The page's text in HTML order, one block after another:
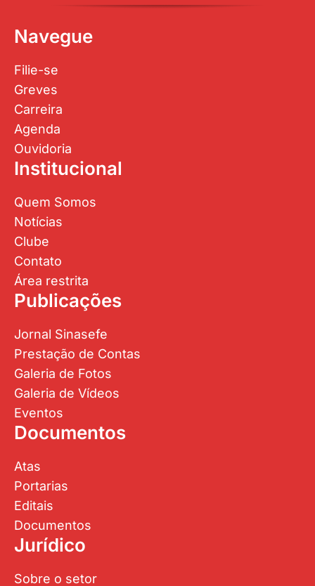
Navegue
Filie-se
Greves
Carreira
Agenda
Ouvidoria
Institucional
Quem Somos
Notícias
Clube
Contato
Área restrita
Publicações
Jornal Sinasefe
Prestação de Contas
Galeria de Fotos
Galeria de Vídeos
Eventos
Documentos
Atas
Portarias
Editais
Documentos
Jurídico
Sobre o setor